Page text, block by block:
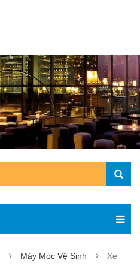
Máy Móc Vệ Sinh
Xe